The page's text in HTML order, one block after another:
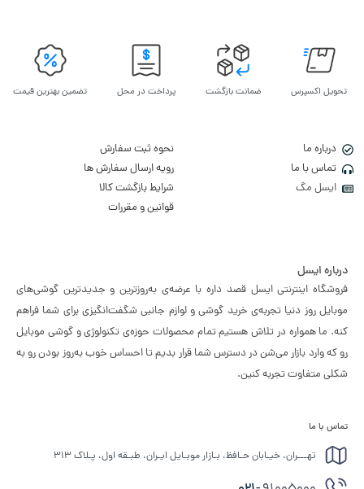
تحویل اکسپرس ضمانت بازگشت پرداخت در محل تضمین بهترین قیمت
درباره ما
تماس با ما
ایسل مگ
نحوه ثبت سفارش
رویه ارسال سفارش ها
شرایط بازگشت کالا
قوانین و مقررات
درباره ایسل
فروشگاه اینترنتی ایسل قصد داره با عرضه‌ی به‌روزترین و جدیدترین گوشی‌های
موبایل روز دنیا تجربه‌ی خرید گوشی و لوازم جانبی شگفت‌انگیزی برای شما فراهم
کنه. ما همواره در تلاش هستیم تمام محصولات حوزه‌ی تکنولوژی و گوشی موبایل
رو که وارد بازار می‌شن در دسترس شما قرار بدیم تا احساس خوب به‌روز بودن رو به
شکلی متفاوت تجربه کنین.
تماس با ما
تهـــران، خیـابان حـافظ، بـازار موبـایل ایـران، طبـقه اول، پـلاک ۳۱۳